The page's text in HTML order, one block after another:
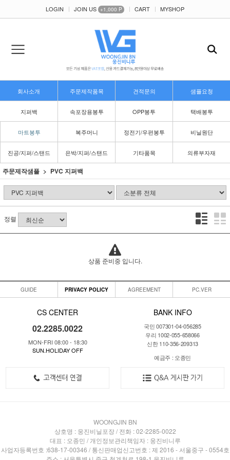
LOGIN JOIN US +1,000 P CART MYSHOP
회사소개 주문제작품목 견적문의 샘플요청
지퍼백 속포장용봉투 OPP봉투 택배봉투
마트봉투 복주머니 정전기/우편봉투 비닐원단
진공/지퍼/스탠드 은박/지퍼/스탠드 기타품목 의류부자재
주문제작샘플 PVC 지퍼백
정렬
상품 준비중 입니다.
GUIDE PRIVACY POLICY AGREEMENT PC.VER
CS CENTER
02.2285.0022
MON-FRI 08:00 - 18:30
SUN.HOLIDAY OFF
BANK INFO
국민 007301-04-056285
우리 1002-055-658066
신한 110-356-209313
예금주 : 오종민
WOONGJIN BN
상호명 : 웅진비닐포장 / 전화 : 02-2285-0022
대표 : 오종민 / 개인정보관리책임자 : 웅진비니루
사업자등록번호 :638-17-00346 / 통신판매업신고번호 : 제 2016 - 서울중구 - 0554호